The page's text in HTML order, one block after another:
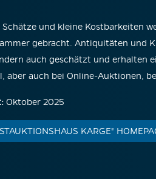
und kleine Kostbarkeiten
gebracht. Antiquitäten und
auch geschätzt und erhalten
aber auch bei Online-Auktionen,
Oktober 2025
KARGE"